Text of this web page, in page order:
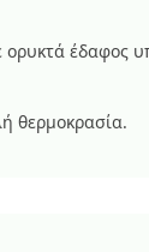
έδαφος
θερμοκρασία.